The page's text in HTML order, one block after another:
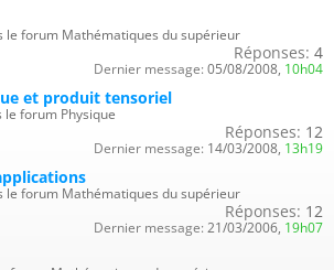
le forum Mathématiques du supérieur
Réponses: 4
Dernier message: 05/08/2008, 10h04
et produit tensoriel
le forum Physique
Réponses: 12
Dernier message: 14/03/2008, 13h19
le forum Mathématiques du supérieur
Réponses: 12
Dernier message: 21/03/2006, 19h07